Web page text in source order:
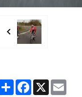
PartagerFacebook
X